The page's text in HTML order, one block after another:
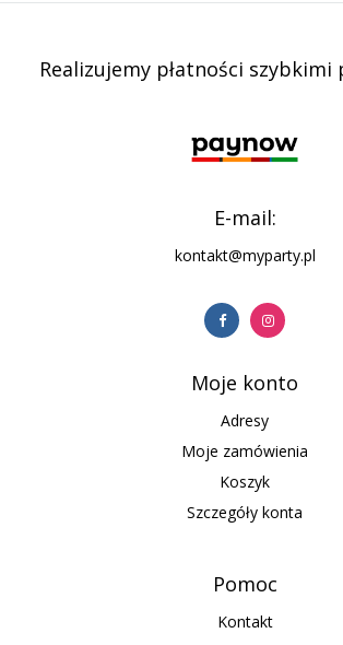
Realizujemy płatności szybkimi
E-mail:
kontakt@myparty.pl
Moje konto
Adresy
Moje zamówienia
Koszyk
Szczegóły konta
Pomoc
Kontakt